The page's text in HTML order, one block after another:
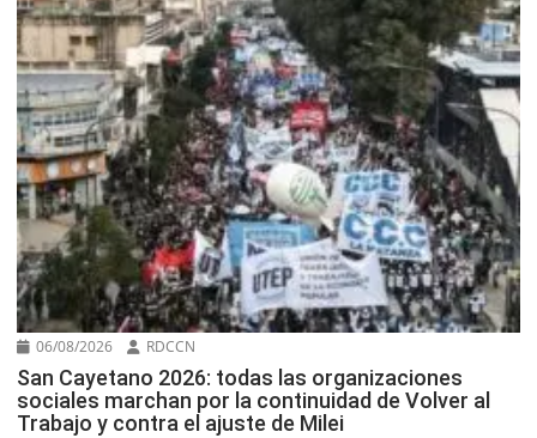
06/08/2026 RDCCN
San Cayetano 2026: todas las organizaciones
sociales marchan por la continuidad de Volver al
Trabajo y contra el ajuste de Milei